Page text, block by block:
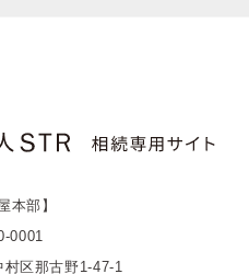
本部】
0001
区那古野1-47-1